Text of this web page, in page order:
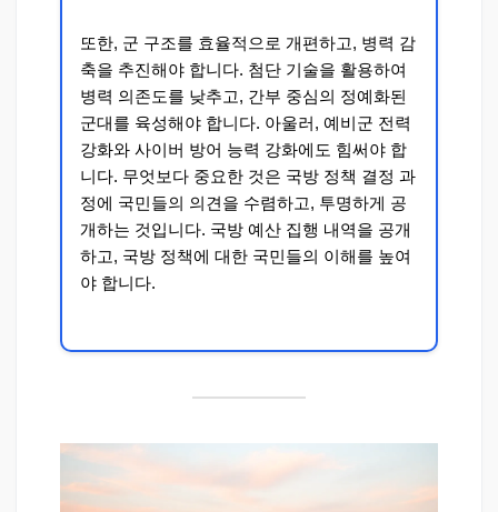
또한, 군 구조를 효율적으로 개편하고, 병력 감
축을 추진해야 합니다. 첨단 기술을 활용하여
병력 의존도를 낮추고, 간부 중심의 정예화된
군대를 육성해야 합니다. 아울러, 예비군 전력
강화와 사이버 방어 능력 강화에도 힘써야 합
니다. 무엇보다 중요한 것은 국방 정책 결정 과
정에 국민들의 의견을 수렴하고, 투명하게 공
개하는 것입니다. 국방 예산 집행 내역을 공개
하고, 국방 정책에 대한 국민들의 이해를 높여
야 합니다.